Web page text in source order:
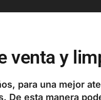
venta y
para una mejor
De esta manera